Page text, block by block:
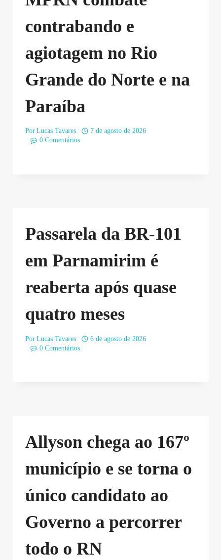
contrabando e
agiotagem no Rio
Grande do Norte e na
Paraíba
Por Lucas Tavares
7 de agosto de 2026
0 Comentários
Passarela da BR-101
em Parnamirim é
reaberta após quase
quatro meses
Por Lucas Tavares
6 de agosto de 2026
0 Comentários
Allyson chega ao 167º
município e se torna o
único candidato ao
Governo a percorrer
todo o RN